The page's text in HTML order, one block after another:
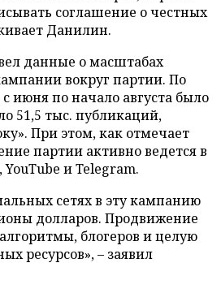
соглашение о честных
Данилин.
данные о масштабах
вокруг партии. По
июня по начало августа было
51,5 тыс. публикаций,
При этом, как отмечает
партии активно ведется в
и Telegram.
сетях в эту кампанию
долларов. Продвижение
блогеров и целую
ресурсов», – заявил